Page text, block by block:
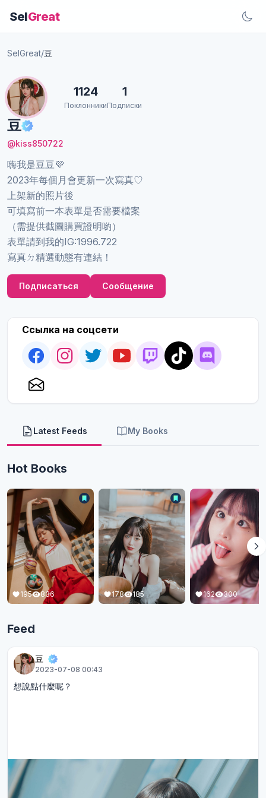
SelGreat
SelGreat/豆
豆
@kiss850722
嗨我是豆豆💜
2023年每個月會更新一次寫真♡
上架新的照片後
可填寫前一本表單是否需要檔案
（需提供截圖購買證明喲）
表單請到我的IG:1996.722
寫真ㄉ精選動態有連結！
1124
Поклонники
1
Подписки
Подписаться Сообщение
Ссылка на соцсети
Latest Feeds My Books
Hot Books
195 836 178 185 162 300
Feed
豆
2023-07-08 00:43
想說點什麼呢？